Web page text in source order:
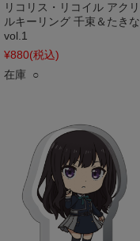
リコリス・リコイル アクリ
ルキーリング 千束＆たきな
vol.1
¥880(税込)
在庫 ○